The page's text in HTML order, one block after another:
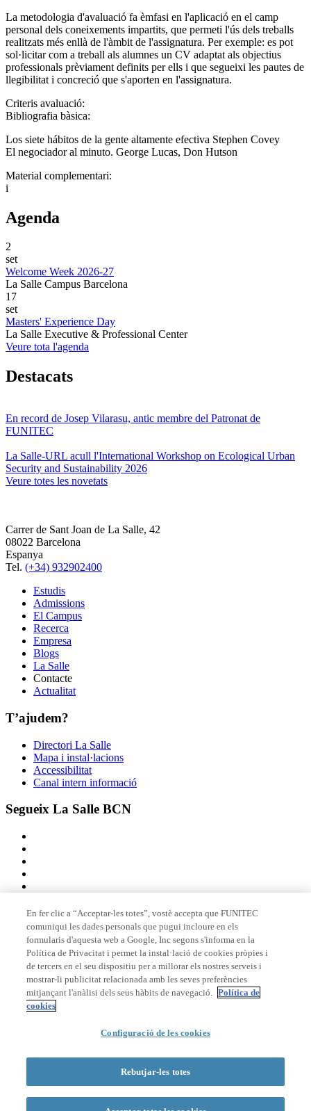
La metodologia d'avaluació fa èmfasi en l'aplicació en el camp
personal dels coneixements impartits, que permeti l'ús dels treballs
realitzats més enllà de l'àmbit de l'assignatura. Per exemple: es pot
sol·licitar com a treball als alumnes un CV adaptat als objectius
professionals prèviament definits per ells i que segueixi les pautes de
llegibilitat i concreció que s'aporten en l'assignatura.
Criteris avaluació:
Bibliografia bàsica:
Los siete hábitos de la gente altamente efectiva Stephen Covey
El negociador al minuto. George Lucas, Don Hutson
Material complementari:
i
Agenda
2
set
Welcome Week 2026-27
La Salle Campus Barcelona
17
set
Masters' Experience Day
La Salle Executive & Professional Center
Veure tota l'agenda
Destacats
En record de Josep Vilarasu, antic membre del Patronat de
FUNITEC
La Salle-URL acull l'International Workshop on Ecological Urban
Security and Sustainability 2026
Veure totes les novetats
Carrer de Sant Joan de La Salle, 42
08022 Barcelona
Espanya
Tel. (+34) 932902400
Estudis
Admissions
El Campus
Recerca
Empresa
Blogs
La Salle
Contacte
Actualitat
T’ajudem?
Directori La Salle
Mapa i instal·lacions
Accessibilitat
Canal intern informació
Segueix La Salle BCN
Membre de
Acreditacions
© 2026 La Salle Campus Barcelona - URL |Avís legal
Formulari de cerca
En fer clic a “Acceptar-les totes”, vostè accepta que FUNITEC
comuniqui les dades personals que pugui incloure en els
formularis d'aquesta web a Google, Inc segons s'informa en la
Política de Privacitat i permet la instal·lació de cookies pròpies i
de tercers en el seu dispositiu per a millorar els nostres serveis i
mostrar-li publicitat relacionada amb les seves preferències
mitjançant l'anàlisi dels seus hàbits de navegació. Política de
cookies
Configuració de les cookies
Rebutjar-les totes